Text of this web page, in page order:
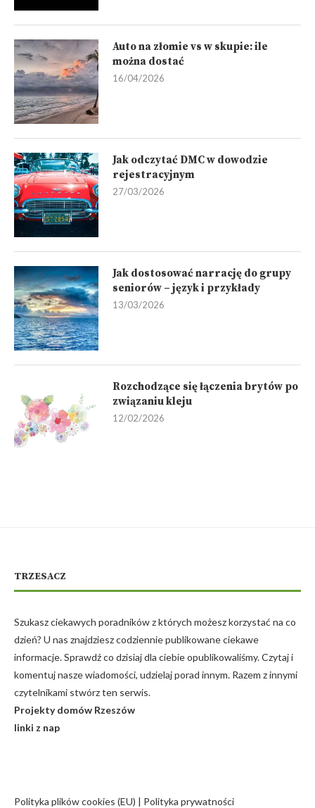
Auto na złomie vs w skupie: ile
można dostać
16/04/2026
Jak odczytać DMC w dowodzie
rejestracyjnym
27/03/2026
Jak dostosować narrację do grupy
seniorów – język i przykłady
13/03/2026
Rozchodzące się łączenia brytów po
związaniu kleju
12/02/2026
TRZESACZ
Szukasz ciekawych poradników z których możesz korzystać na co
dzień? U nas znajdziesz codziennie publikowane ciekawe
informacje. Sprawdź co dzisiaj dla ciebie opublikowaliśmy. Czytaj i
komentuj nasze wiadomości, udzielaj porad innym. Razem z innymi
czytelnikami stwórz ten serwis.
Projekty domów Rzeszów
linki z nap
Polityka plików cookies (EU) | Polityka prywatności